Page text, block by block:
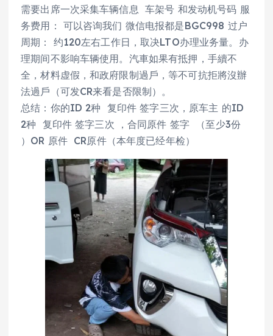
需要出席一次采集车辆信息 车架号 和发动机号码 服
务费用： 可以咨询我们 微信电报都是BGC998 过户
周期： 约120左右工作日，取决LTO办理业务量。办
理期间不影响车辆使用。汽車如果有抵押，手續不
全，材料虚假，和政府限制過戶，等不可抗拒將沒辦
法過戶（可发CR来看是否限制）。
总结：你的ID 2种 复印件 签字三次，原车主 的ID
2种 复印件 签字三次 ，合同原件 签字 （至少3份
）OR 原件 CR原件（本年度已经年检）